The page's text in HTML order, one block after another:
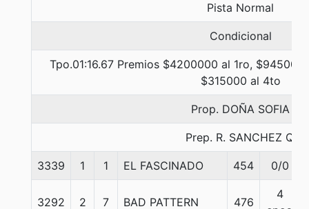
Pista Normal
Condicional
Tpo.01:16.67 Premios $4200000 al 1ro,
$315000 al 4to
Prop. DOÑA SOFIA
Prep. R. SANCHEZ Q.
3339 1 1 EL FASCINADO 454 0/0
3292 2 7 BAD PATTERN 476
4